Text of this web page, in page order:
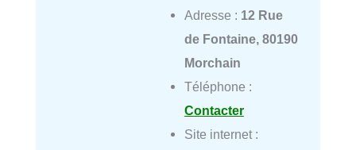
Adresse : 12 Rue
de Fontaine, 80190
Morchain
Téléphone :
Contacter
Site internet :